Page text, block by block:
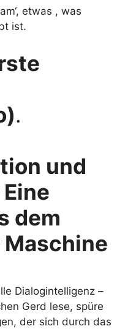
etwas , was
ist.
.
und
dem
Maschine
Dialogintelligenz –
Gerd lese, spüre
der sich durch das